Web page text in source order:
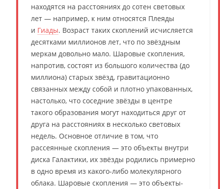
находятся на расстояниях до сотен световых
лет — например, к ним относятся Плеяды
и Гиады. Возраст таких скоплений исчисляется
десятками миллионов лет, что по звёздным
меркам довольно мало. Шаровые скопления,
напротив, состоят из большого количества (до
миллиона) старых звёзд, гравитационно
связанных между собой и плотно упакованных,
настолько, что соседние звёзды в центре
такого образования могут находиться друг от
друга на расстояниях в несколько световых
недель. Основное отличие в том, что
рассеянные скопления — это объекты внутри
диска Галактики, их звёзды родились примерно
в одно время из какого-либо молекулярного
облака. Шаровые скопления — это объекты-